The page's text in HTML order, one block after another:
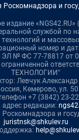
и
издание «NGS42.RU»
службой по
и
номер и
ЭЛ № ФС 77-78817 от
ТЕХНОЛОГИИ"
Левчук
Кемерово, ул.
+7 (3842) 23-
редакции:
и
juristnsk@shkulev.ru